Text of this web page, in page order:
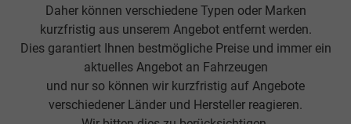
Daher können verschiedene Typen oder Marken
kurzfristig aus unserem Angebot entfernt werden.
Dies garantiert Ihnen bestmögliche Preise und immer ein
aktuelles Angebot an Fahrzeugen
und nur so können wir kurzfristig auf Angebote
verschiedener Länder und Hersteller reagieren.